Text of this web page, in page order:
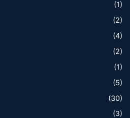
(1)
(2)
(4)
(2)
(1)
(5)
(30)
(3)